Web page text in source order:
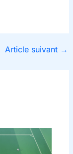
Article suivant →